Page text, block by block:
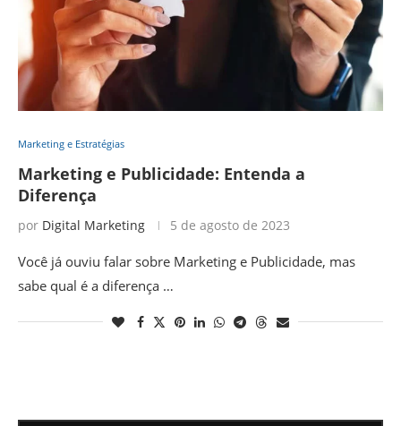
Marketing e Estratégias
Marketing e Publicidade: Entenda a
Diferença
por Digital Marketing 5 de agosto de 2023
Você já ouviu falar sobre Marketing e Publicidade, mas
sabe qual é a diferença …